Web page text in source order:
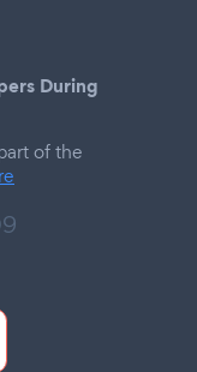
During
of the